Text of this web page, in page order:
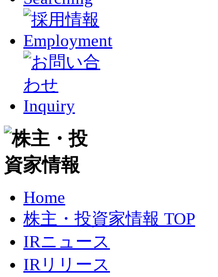
Home
株主・投資家情報 TOP
IRニュース
IRリリース